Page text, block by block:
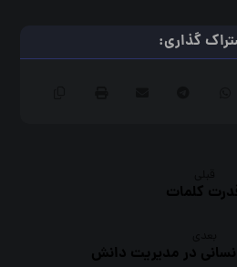
کلمات
در مدیریت دانش